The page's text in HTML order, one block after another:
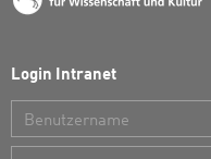
Login Intranet
Benutzername